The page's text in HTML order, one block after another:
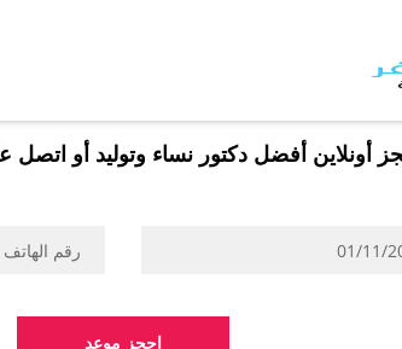
جعفر
أونلاين أفضل دكتور نساء وتوليد أو اتصل على